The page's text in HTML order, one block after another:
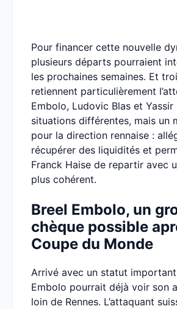
Pour financer cette nouvelle
plusieurs départs pourraient
les prochaines semaines. Et
retiennent particulièrement
Embolo, Ludovic Blas et Yassir
situations différentes, mais un
pour la direction rennaise :
récupérer des liquidités et
Franck Haise de repartir avec
plus cohérent.
Breel Embolo, un
chèque possible
Coupe du Monde
Arrivé avec un statut
Embolo pourrait déjà voir son
loin de Rennes. L’attaquant